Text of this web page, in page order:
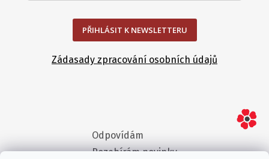
PŘIHLÁSIT K NEWSLETTERU
Zádasady zpracování osobních údajů
Odpovídám
Rozebírám novinky